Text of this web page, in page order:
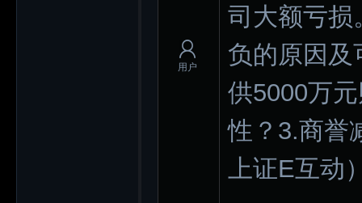
用户
司大额亏损
负的原因及
供5000万
性？3.商誉
上证E互动